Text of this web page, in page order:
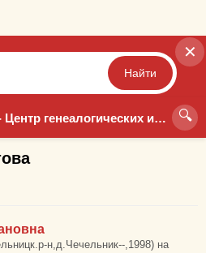
Наавгустова - Центр генеалогических исследований 🔍
✕
Найти
Неточный
н,д.Чечельник--,1998) на